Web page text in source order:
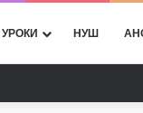
УРОКИ НУШ